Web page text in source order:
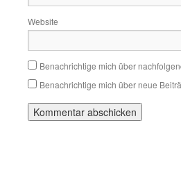
Website
Benachrichtige mich über
Benachrichtige mich über neue